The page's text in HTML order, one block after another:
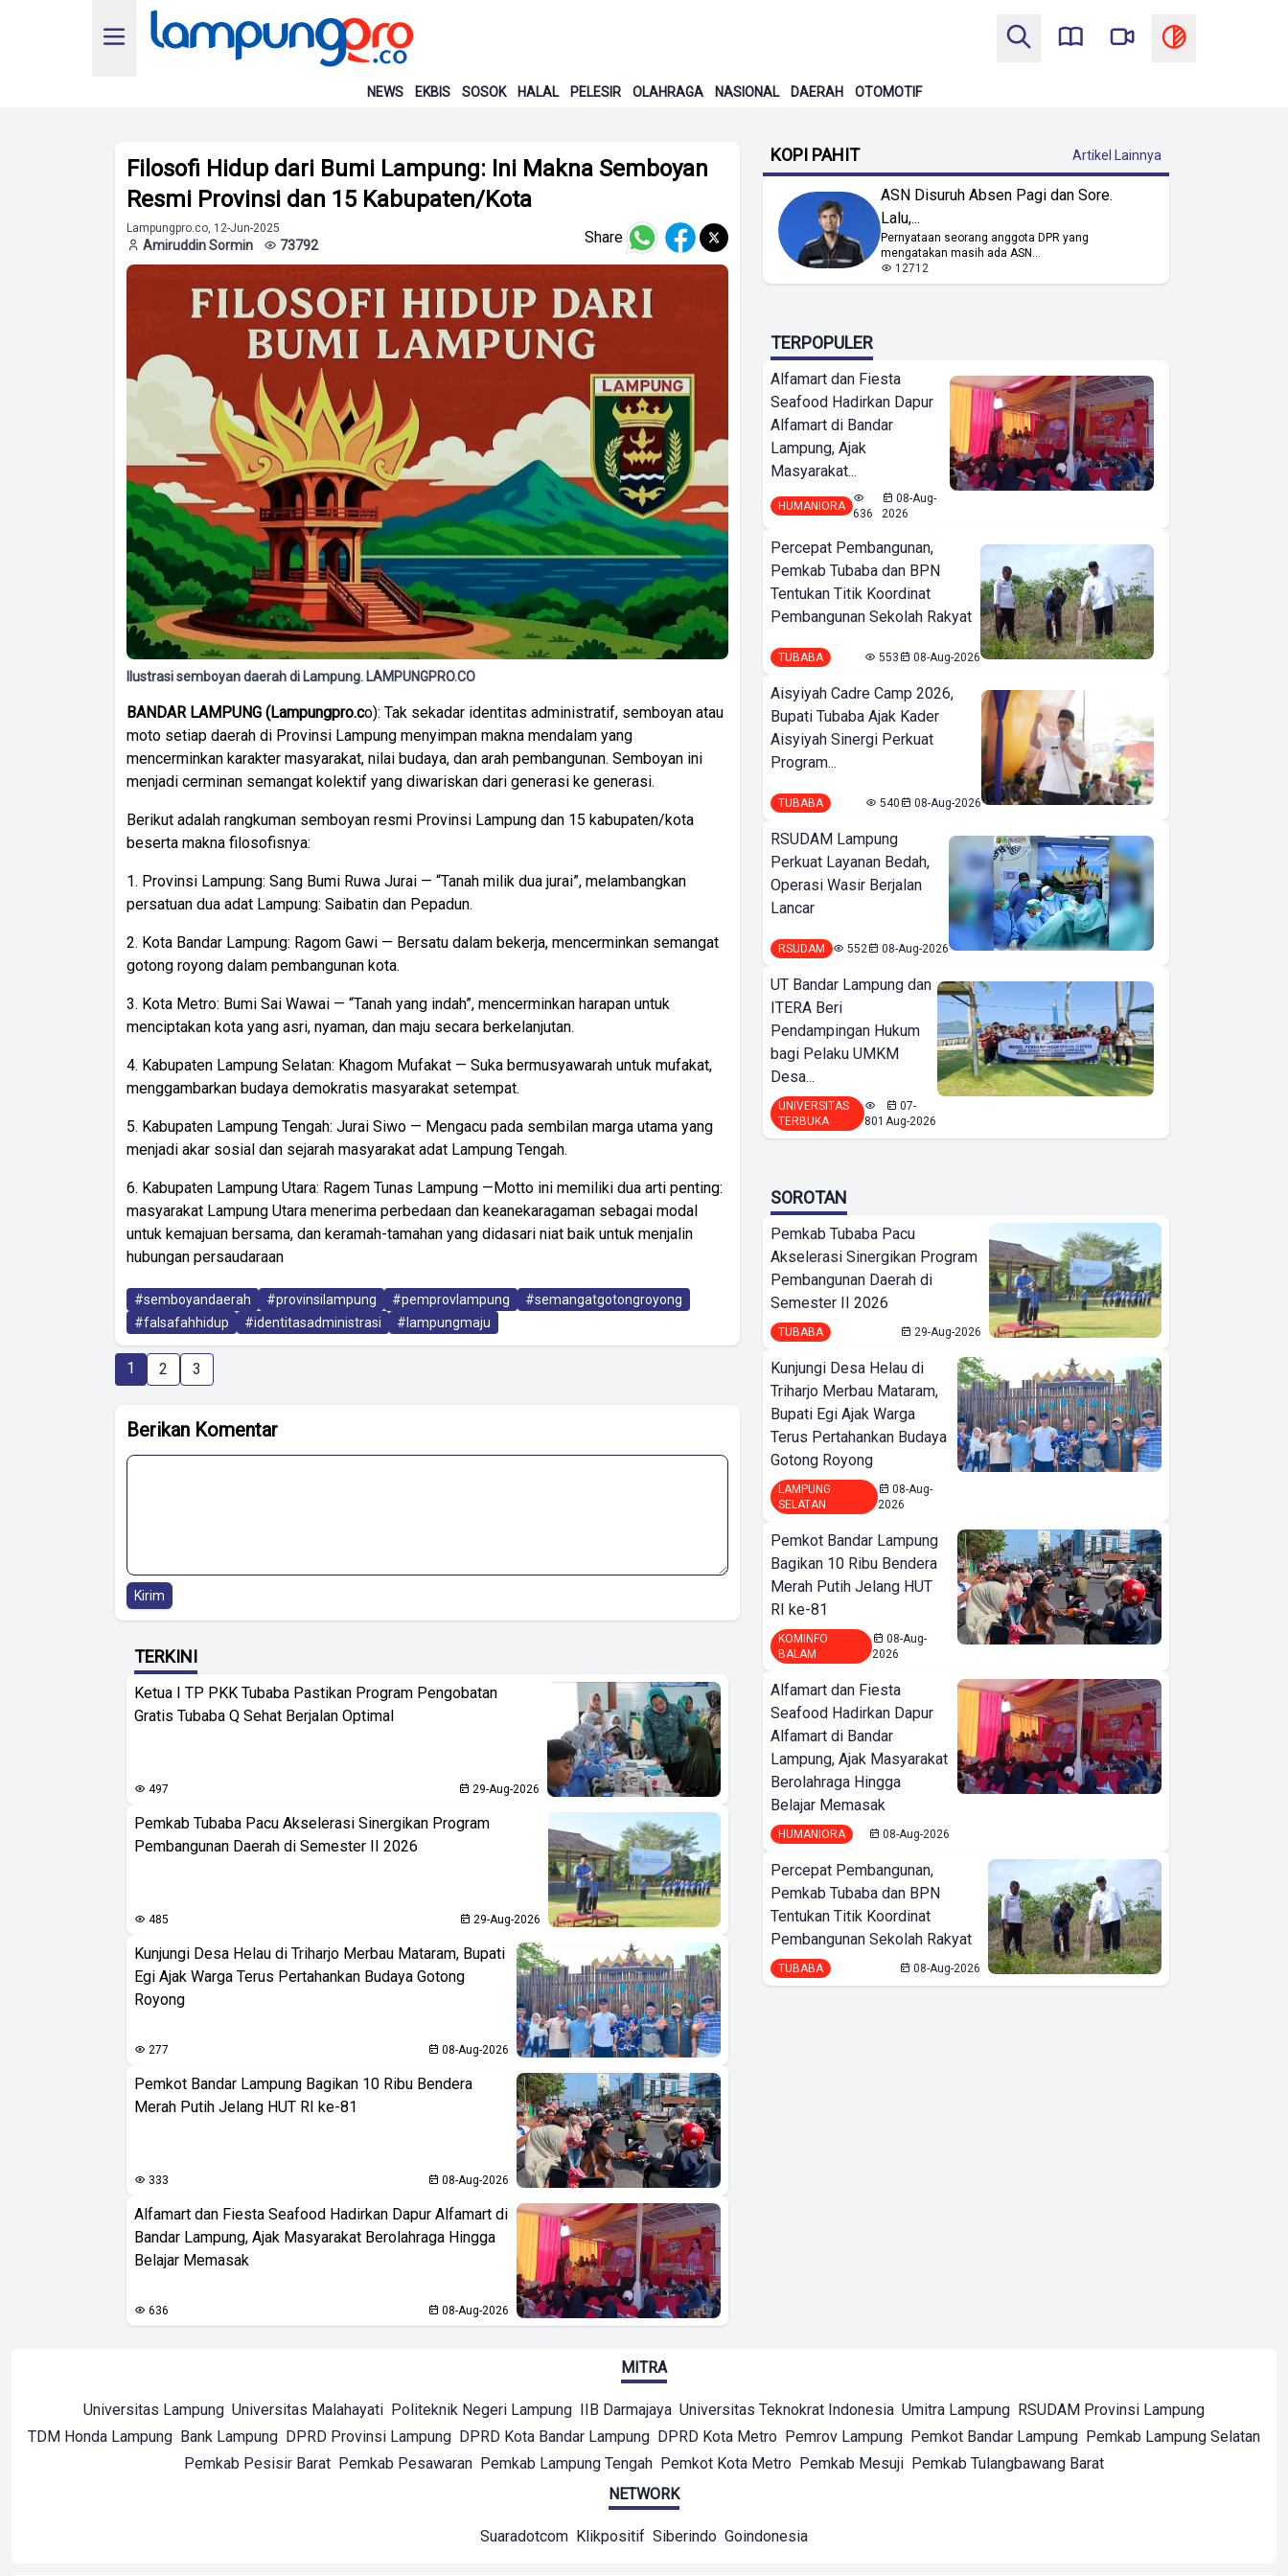
NEWS EKBIS SOSOK HALAL PELESIR OLAHRAGA NASIONAL DAERAH OTOMOTIF
Filosofi Hidup dari Bumi Lampung: Ini Makna Semboyan
Resmi Provinsi dan 15 Kabupaten/Kota
Lampungpro.co, 12-Jun-2025
Amiruddin Sormin 73792 Share
Ilustrasi semboyan daerah di Lampung. LAMPUNGPRO.CO
BANDAR LAMPUNG (Lampungpro.co): Tak sekadar identitas administratif, semboyan atau
moto setiap daerah di Provinsi Lampung menyimpan makna mendalam yang
mencerminkan karakter masyarakat, nilai budaya, dan arah pembangunan. Semboyan ini
menjadi cerminan semangat kolektif yang diwariskan dari generasi ke generasi.
Berikut adalah rangkuman semboyan resmi Provinsi Lampung dan 15 kabupaten/kota
beserta makna filosofisnya:
1. Provinsi Lampung: Sang Bumi Ruwa Jurai — “Tanah milik dua jurai”, melambangkan
persatuan dua adat Lampung: Saibatin dan Pepadun.
2. Kota Bandar Lampung: Ragom Gawi — Bersatu dalam bekerja, mencerminkan semangat
gotong royong dalam pembangunan kota.
3. Kota Metro: Bumi Sai Wawai — “Tanah yang indah”, mencerminkan harapan untuk
menciptakan kota yang asri, nyaman, dan maju secara berkelanjutan.
4. Kabupaten Lampung Selatan: Khagom Mufakat — Suka bermusyawarah untuk mufakat,
menggambarkan budaya demokratis masyarakat setempat.
5. Kabupaten Lampung Tengah: Jurai Siwo — Mengacu pada sembilan marga utama yang
menjadi akar sosial dan sejarah masyarakat adat Lampung Tengah.
6. Kabupaten Lampung Utara: Ragem Tunas Lampung —Motto ini memiliki dua arti penting:
masyarakat Lampung Utara menerima perbedaan dan keanekaragaman sebagai modal
untuk kemajuan bersama, dan keramah-tamahan yang didasari niat baik untuk menjalin
hubungan persaudaraan
#semboyandaerah #provinsilampung #pemprovlampung
#semangatgotongroyong
#falsafahhidup
#identitasadministrasi #lampungmaju
1 2 3
Berikan Komentar
Kirim
TERKINI
Ketua I TP PKK Tubaba Pastikan Program Pengobatan
Gratis Tubaba Q Sehat Berjalan Optimal
497 29-Aug-2026
Pemkab Tubaba Pacu Akselerasi Sinergikan Program
Pembangunan Daerah di Semester II 2026
485 29-Aug-2026
Kunjungi Desa Helau di Triharjo Merbau Mataram, Bupati
Egi Ajak Warga Terus Pertahankan Budaya Gotong
Royong
277 08-Aug-2026
Pemkot Bandar Lampung Bagikan 10 Ribu Bendera
Merah Putih Jelang HUT RI ke-81
333 08-Aug-2026
Alfamart dan Fiesta Seafood Hadirkan Dapur Alfamart di
Bandar Lampung, Ajak Masyarakat Berolahraga Hingga
Belajar Memasak
636 08-Aug-2026
KOPI PAHIT Artikel Lainnya
ASN Disuruh Absen Pagi dan Sore.
Lalu,...
Pernyataan seorang anggota DPR yang
mengatakan masih ada ASN...
12712
TERPOPULER
Alfamart dan Fiesta
Seafood Hadirkan Dapur
Alfamart di Bandar
Lampung, Ajak
Masyarakat...
HUMANIORA
636
08-Aug-
2026
Percepat Pembangunan,
Pemkab Tubaba dan BPN
Tentukan Titik Koordinat
Pembangunan Sekolah Rakyat
TUBABA 553 08-Aug-2026
Aisyiyah Cadre Camp 2026,
Bupati Tubaba Ajak Kader
Aisyiyah Sinergi Perkuat
Program...
TUBABA 540 08-Aug-2026
RSUDAM Lampung
Perkuat Layanan Bedah,
Operasi Wasir Berjalan
Lancar
RSUDAM 552 08-Aug-2026
UT Bandar Lampung dan
ITERA Beri
Pendampingan Hukum
bagi Pelaku UMKM
Desa...
UNIVERSITAS
TERBUKA
801
07-
Aug-2026
SOROTAN
Pemkab Tubaba Pacu
Akselerasi Sinergikan Program
Pembangunan Daerah di
Semester II 2026
TUBABA 29-Aug-2026
Kunjungi Desa Helau di
Triharjo Merbau Mataram,
Bupati Egi Ajak Warga
Terus Pertahankan Budaya
Gotong Royong
LAMPUNG
SELATAN
08-Aug-
2026
Pemkot Bandar Lampung
Bagikan 10 Ribu Bendera
Merah Putih Jelang HUT
RI ke-81
KOMINFO
BALAM
08-Aug-
2026
Alfamart dan Fiesta
Seafood Hadirkan Dapur
Alfamart di Bandar
Lampung, Ajak Masyarakat
Berolahraga Hingga
Belajar Memasak
HUMANIORA 08-Aug-2026
Percepat Pembangunan,
Pemkab Tubaba dan BPN
Tentukan Titik Koordinat
Pembangunan Sekolah Rakyat
TUBABA 08-Aug-2026
MITRA
Universitas Lampung Universitas Malahayati Politeknik Negeri Lampung IIB Darmajaya Universitas Teknokrat Indonesia Umitra Lampung RSUDAM Provinsi Lampung
TDM Honda Lampung Bank Lampung DPRD Provinsi Lampung DPRD Kota Bandar Lampung DPRD Kota Metro Pemrov Lampung Pemkot Bandar Lampung Pemkab Lampung Selatan
Pemkab Pesisir Barat Pemkab Pesawaran Pemkab Lampung Tengah Pemkot Kota Metro Pemkab Mesuji Pemkab Tulangbawang Barat
NETWORK
Suaradotcom Klikpositif Siberindo Goindonesia